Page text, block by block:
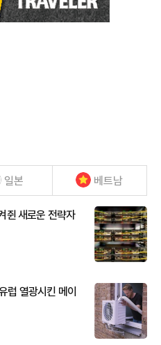
일본 베트남
쥔 새로운 전략자
럽 열광시킨 메이